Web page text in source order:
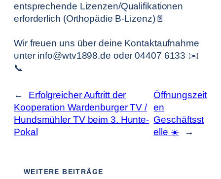
entsprechende Lizenzen/Qualifikationen
erforderlich (Orthopädie B-Lizenz)📄
Wir freuen uns über deine Kontaktaufnahme
unter info@wtv1898.de oder 04407 6133 ✉️
📞
←
Erfolgreicher Auftritt der
Kooperation Wardenburger TV /
Hundsmühler TV beim 3. Hunte-
Pokal
Öffnungszeit
en
Geschäftsst
elle ☀️
→
WEITERE BEITRÄGE